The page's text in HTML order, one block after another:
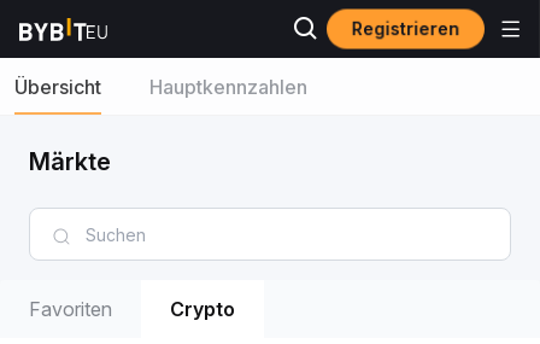
Registrieren
Übersicht Hauptkennzahlen
Märkte
Favoriten Crypto